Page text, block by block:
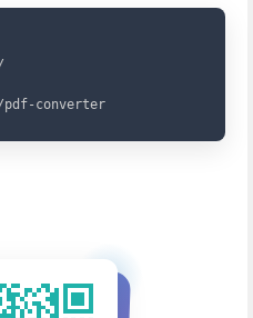
converter